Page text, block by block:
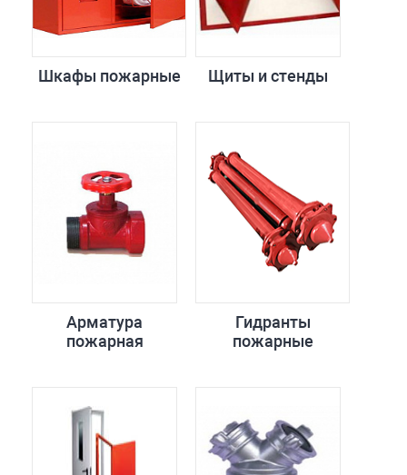
Шкафы пожарные Щиты и стенды
Арматура
пожарная
Гидранты
пожарные